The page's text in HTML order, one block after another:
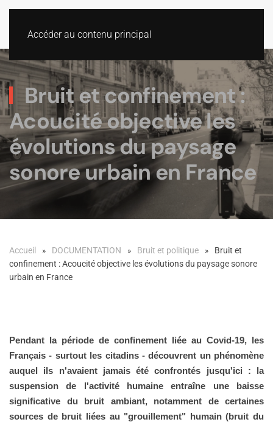
Accéder au contenu principal
Bruit et confinement :
Acoucité objective les
évolutions du paysage
sonore urbain en France
Accueil DOCUMENTATION Bruit et politique
Bruit et
confinement : Acoucité objective les évolutions du paysage sonore
urbain en France
Pendant la période de confinement liée au Covid-19, les
Français - surtout les citadins - découvrent un phénomène
auquel ils n'avaient jamais été confrontés jusqu'ici : la
suspension de l'activité humaine entraîne une baisse
significative du bruit ambiant, notamment de certaines
sources de bruit liées au "grouillement" humain (bruit du